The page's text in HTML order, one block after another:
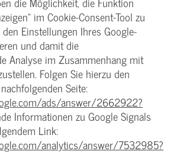
im Cookie-Consent-Tool zu
Einstellungen Ihres Google-
und damit die
Analyse im Zusammenhang mit
Folgen Sie hierzu den
Seite:
ads/answer/2662922?
Informationen zu Google Signals
Link:
analytics/answer/7532985?